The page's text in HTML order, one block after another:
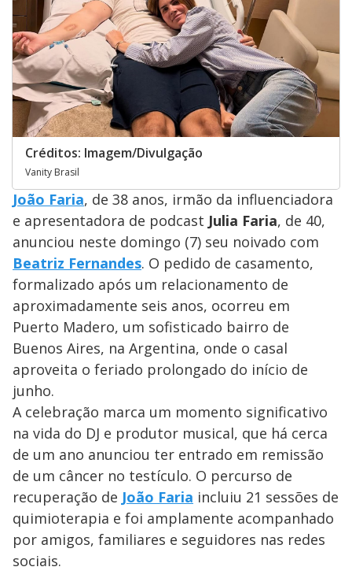
Créditos: Imagem/Divulgação
Vanity Brasil
João Faria, de 38 anos, irmão da influenciadora
e apresentadora de podcast Julia Faria, de 40,
anunciou neste domingo (7) seu noivado com
Beatriz Fernandes. O pedido de casamento,
formalizado após um relacionamento de
aproximadamente seis anos, ocorreu em
Puerto Madero, um sofisticado bairro de
Buenos Aires, na Argentina, onde o casal
aproveita o feriado prolongado do início de
junho.
A celebração marca um momento significativo
na vida do DJ e produtor musical, que há cerca
de um ano anunciou ter entrado em remissão
de um câncer no testículo. O percurso de
recuperação de João Faria incluiu 21 sessões de
quimioterapia e foi amplamente acompanhado
por amigos, familiares e seguidores nas redes
sociais.